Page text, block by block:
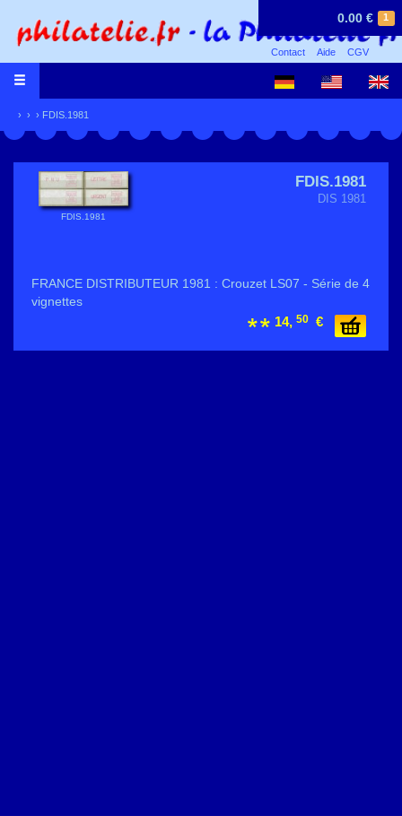
1
0.00 €
Contact Aide CGV
› › › FDIS.1981
FDIS.1981
FDIS.1981
DIS 1981
FRANCE DISTRIBUTEUR 1981 : Crouzet LS07 - Série de 4
vignettes
14, 50 €